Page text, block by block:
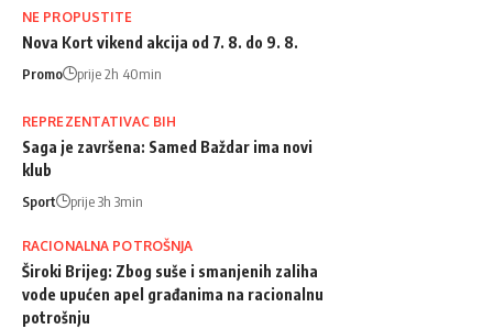
NE PROPUSTITE
Nova Kort vikend akcija od 7. 8. do 9. 8.
Promo prije 2h 40min
REPREZENTATIVAC BIH
Saga je završena: Samed Baždar ima novi
klub
Sport prije 3h 3min
RACIONALNA POTROŠNJA
Široki Brijeg: Zbog suše i smanjenih zaliha
vode upućen apel građanima na racionalnu
potrošnju